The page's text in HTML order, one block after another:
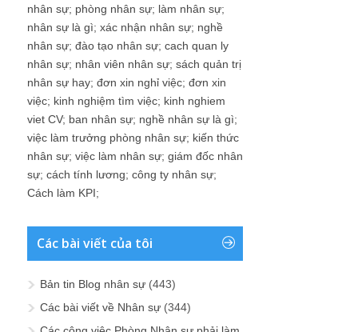
nhân sự; phòng nhân sự; làm nhân sự;
nhân sự là gì; xác nhận nhân sự; nghề
nhân sự; đào tạo nhân sự; cach quan ly
nhân sự; nhân viên nhân sự; sách quản trị
nhân sự hay; đơn xin nghỉ việc; đơn xin
việc; kinh nghiệm tìm việc; kinh nghiem
viet CV; ban nhân sự; nghề nhân sự là gì;
việc làm trưởng phòng nhân sự; kiến thức
nhân sự; việc làm nhân sự; giám đốc nhân
sự; cách tính lương; công ty nhân sự;
Cách làm KPI;
Các bài viết của tôi
Bản tin Blog nhân sự (443)
Các bài viết về Nhân sự (344)